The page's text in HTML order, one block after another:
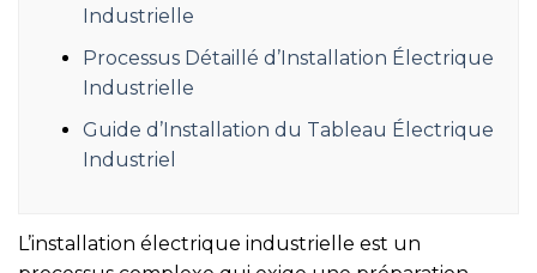
Industrielle
Processus Détaillé d’Installation Électrique
Industrielle
Guide d’Installation du Tableau Électrique
Industriel
L’installation électrique industrielle est un